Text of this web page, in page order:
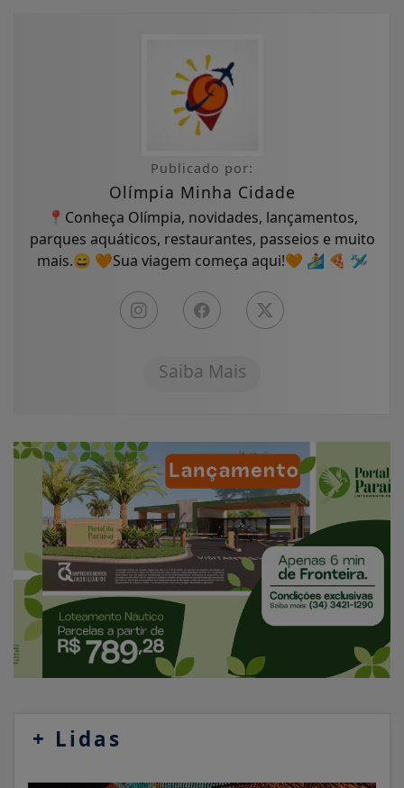
Publicado por:
Olímpia Minha Cidade
📍Conheça Olímpia, novidades, lançamentos,
parques aquáticos, restaurantes, passeios e muito
mais.😄 🧡Sua viagem começa aqui!🧡 🏄 🍕 🛩
Saiba Mais
+ Lidas